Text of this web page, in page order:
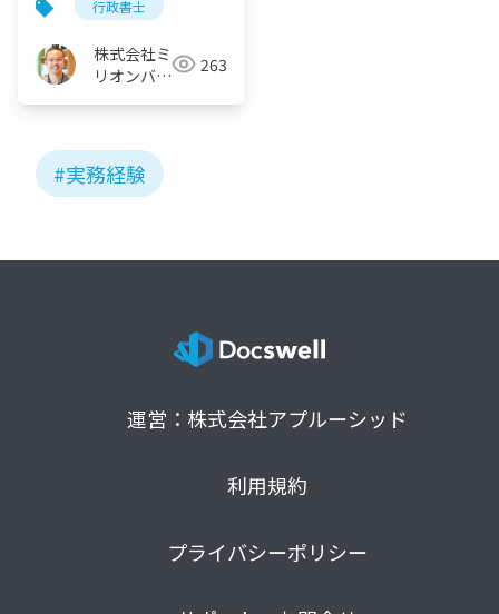
行政書士
株式会社ミ
リオンバリ
263
#実務経験
運営：株式会社アプルーシッド
利用規約
プライバシーポリシー